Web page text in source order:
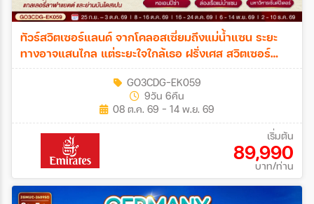
ทัวร์สวิตเซอร์แลนด์ จากโคลอสเซี่ยมถึงแม่น้ำแซน ระยะ
ทางอาจแสนไกล แต่ระยะใจใกล้เธอ ฝรั่งเศส สวิตเซอร์
แลนด์ อิตาลี 9วัน 6คืน (EK)
GO3CDG-EK059
9วัน 6คืน
08 ต.ค. 69 - 14 พ.ย. 69
เริ่มต้น
89,990
บาท/ท่าน